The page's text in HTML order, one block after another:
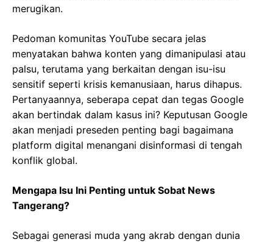
merugikan.
Pedoman komunitas YouTube secara jelas
menyatakan bahwa konten yang dimanipulasi atau
palsu, terutama yang berkaitan dengan isu-isu
sensitif seperti krisis kemanusiaan, harus dihapus.
Pertanyaannya, seberapa cepat dan tegas Google
akan bertindak dalam kasus ini? Keputusan Google
akan menjadi preseden penting bagi bagaimana
platform digital menangani disinformasi di tengah
konflik global.
Mengapa Isu Ini Penting untuk Sobat News
Tangerang?
Sebagai generasi muda yang akrab dengan dunia